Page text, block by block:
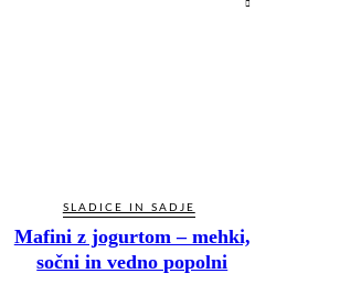
SLADICE IN SADJE
Mafini z jogurtom – mehki,
sočni in vedno popolni